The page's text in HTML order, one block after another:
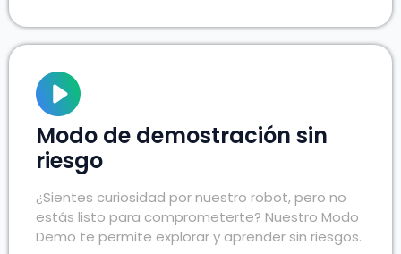
Modo de demostración sin
riesgo
¿Sientes curiosidad por nuestro robot, pero no
estás listo para comprometerte? Nuestro Modo
Demo te permite explorar y aprender sin riesgos.